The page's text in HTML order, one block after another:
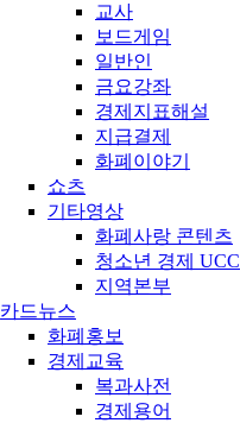
교사
보드게임
일반인
금요강좌
경제지표해설
지급결제
화폐이야기
쇼츠
기타영상
화폐사랑 콘텐츠
청소년 경제 UCC
지역본부
카드뉴스
화폐홍보
경제교육
복과사전
경제용어